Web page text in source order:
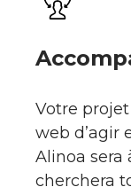
Votre
web d’agir
Alinoa sera
cherchera